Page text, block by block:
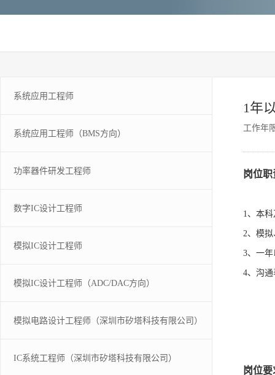
系统应用工程师
系统应用工程师（BMS方向）
功率器件研发工程师
数字IC设计工程师
模拟IC设计工程师
模拟IC设计工程师（ADC/DAC方向）
模拟电路设计工程师（深圳市矽塔科技有限公司）
IC系统工程师（深圳市矽塔科技有限公司）
1年
工作年
岗位职
1、本
2、模
3、一
4、沟
岗位要